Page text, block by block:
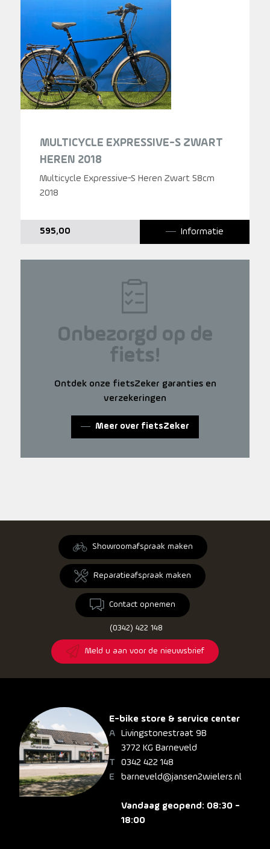
MULTICYCLE EXPRESSIVE-S ZWART
HEREN 2018
Multicycle Expressive-S Heren Zwart 58cm
2018
595,00 Informatie
Onbezorgd op de
fiets!
Ontdek onze fietsZeker garanties en
verzekeringen
Meer over fietsZeker
Showroomafspraak maken
Reparatieafspraak maken
Contact opnemen
(0342) 422 148
Meld u aan voor de nieuwsbrief
E-bike store & service center
Livingstonestraat 9B
3772 KG Barneveld
0342 422 148
barneveld@jansen2wielers.nl
Vandaag geopend: 08:30 -
18:00